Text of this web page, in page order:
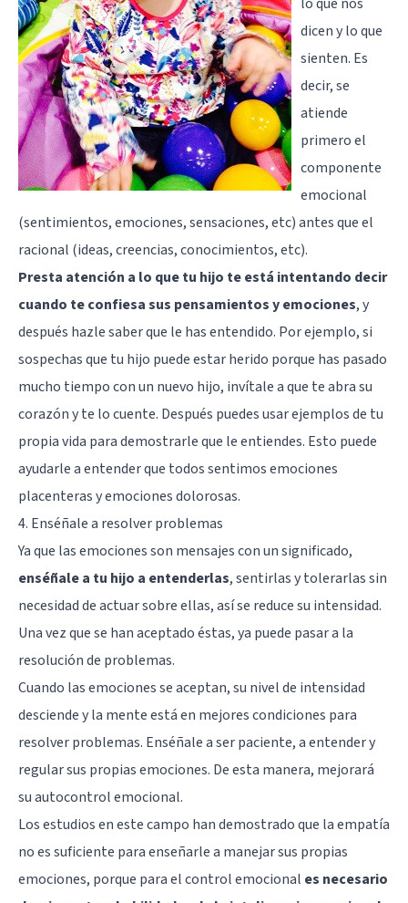
dicen y lo que
sienten. Es
decir, se
atiende
primero el
componente
emocional
(sentimientos, emociones, sensaciones, etc) antes que el
racional (ideas, creencias, conocimientos, etc).
Presta atención a lo que tu hijo te está intentando decir
cuando te confiesa sus pensamientos y emociones, y
después hazle saber que le has entendido. Por ejemplo, si
sospechas que tu hijo puede estar herido porque has pasado
mucho tiempo con un nuevo hijo, invítale a que te abra su
corazón y te lo cuente. Después puedes usar ejemplos de tu
propia vida para demostrarle que le entiendes. Esto puede
ayudarle a entender que todos sentimos emociones
placenteras y emociones dolorosas.
4. Enséñale a resolver problemas
Ya que las emociones son mensajes con un significado,
enséñale a tu hijo a entenderlas, sentirlas y tolerarlas sin
necesidad de actuar sobre ellas, así se reduce su intensidad.
Una vez que se han aceptado éstas, ya puede pasar a la
resolución de problemas.
Cuando las emociones se aceptan, su nivel de intensidad
desciende y la mente está en mejores condiciones para
resolver problemas. Enséñale a ser paciente, a entender y
regular sus propias emociones. De esta manera, mejorará
su autocontrol emocional.
Los estudios en este campo han demostrado que la empatía
no es suficiente para enseñarle a manejar sus propias
emociones, porque para el control emocional es necesario